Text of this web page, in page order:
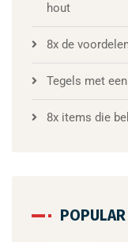
hout
8x de
Tegels met
8x items die